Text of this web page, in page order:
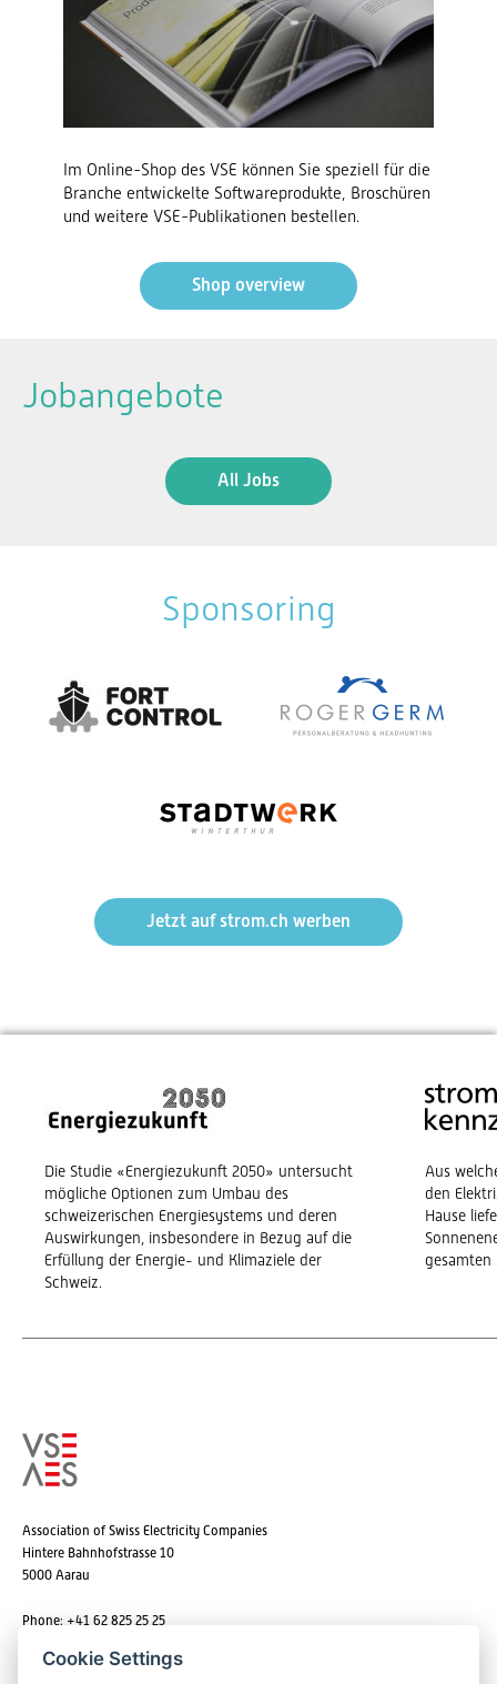
Im Online-Shop des VSE können Sie speziell für die
Branche entwickelte Softwareprodukte, Broschüren
und weitere VSE-Publikationen bestellen.
Shop overview
Jobangebote
All Jobs
Sponsoring
Jetzt auf strom.ch werben
Die Studie «Energiezukunft 2050» untersucht
mögliche Optionen zum Umbau des
schweizerischen Energiesystems und deren
Auswirkungen, insbesondere in Bezug auf die
Erfüllung der Energie- und Klimaziele der
Schweiz.
Aus
den
Hause
gesamten
Association of Swiss Electricity Companies
Hintere Bahnhofstrasse 10
5000 Aarau
Phone: +41 62 825 25 25
Cookie Settings